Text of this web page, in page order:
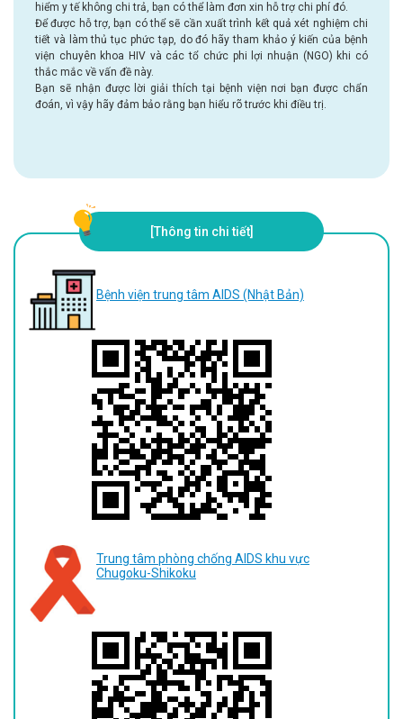
hiểm y tế không chi trả, bạn có thể làm đơn xin hỗ trợ chi phí đó.
Để được hỗ trợ, bạn có thể sẽ cần xuất trình kết quả xét nghiệm chi
tiết và làm thủ tục phức tạp, do đó hãy tham khảo ý kiến của bệnh
viện chuyên khoa HIV và các tổ chức phi lợi nhuận (NGO) khi có
thắc mắc về vấn đề này.
Bạn sẽ nhận được lời giải thích tại bệnh viện nơi bạn được chẩn
đoán, vì vậy hãy đảm bảo rằng bạn hiểu rõ trước khi điều trị.
[Thông tin chi tiết]
Bệnh viện trung tâm AIDS (Nhật Bản)
Trung tâm phòng chống AIDS khu vực
Chugoku-Shikoku